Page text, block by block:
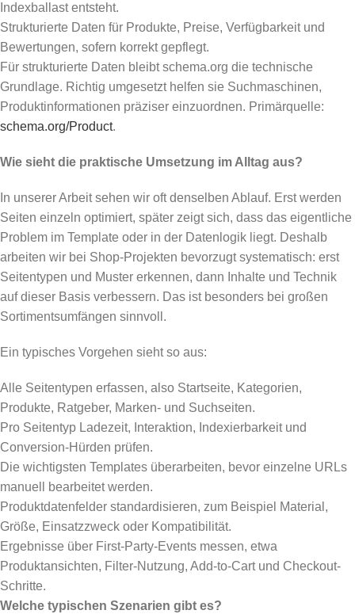
Indexballast entsteht.
Strukturierte Daten für Produkte, Preise, Verfügbarkeit und
Bewertungen, sofern korrekt gepflegt.
Für strukturierte Daten bleibt schema.org die technische
Grundlage. Richtig umgesetzt helfen sie Suchmaschinen,
Produktinformationen präziser einzuordnen. Primärquelle:
schema.org/Product.
Wie sieht die praktische Umsetzung im Alltag aus?
In unserer Arbeit sehen wir oft denselben Ablauf. Erst werden
Seiten einzeln optimiert, später zeigt sich, dass das eigentliche
Problem im Template oder in der Datenlogik liegt. Deshalb
arbeiten wir bei Shop-Projekten bevorzugt systematisch: erst
Seitentypen und Muster erkennen, dann Inhalte und Technik
auf dieser Basis verbessern. Das ist besonders bei großen
Sortimentsumfängen sinnvoll.
Ein typisches Vorgehen sieht so aus:
Alle Seitentypen erfassen, also Startseite, Kategorien,
Produkte, Ratgeber, Marken- und Suchseiten.
Pro Seitentyp Ladezeit, Interaktion, Indexierbarkeit und
Conversion-Hürden prüfen.
Die wichtigsten Templates überarbeiten, bevor einzelne URLs
manuell bearbeitet werden.
Produktdatenfelder standardisieren, zum Beispiel Material,
Größe, Einsatzzweck oder Kompatibilität.
Ergebnisse über First-Party-Events messen, etwa
Produktansichten, Filter-Nutzung, Add-to-Cart und Checkout-
Schritte.
Welche typischen Szenarien gibt es?